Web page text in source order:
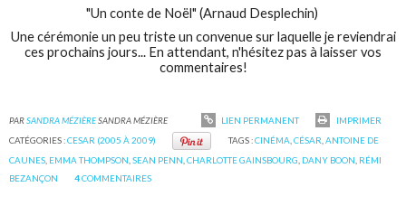
"Un conte de Noël" (Arnaud Desplechin)
Une cérémonie un peu triste un convenue sur laquelle je reviendrai
ces prochains jours... En attendant, n'hésitez pas à laisser vos
commentaires!
PARSANDRA MÉZIÈRESANDRA MÉZIÈRE LIEN PERMANENT
IMPRIMER
CATÉGORIES :CESAR (2005 À 2009) TAGS :CINÉMA CÉSAR ANTOINE DE
CAUNES EMMA THOMPSON ,SEAN PENN ,CHARLOTTE GAINSBOURG DANY BOON RÉMI
BEZANÇON
4COMMENTAIRES